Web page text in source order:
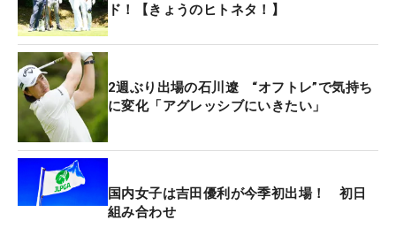
ド！【きょうのヒトネタ！】
2週ぶり出場の石川遼 “オフトレ”で気持ち
に変化「アグレッシブにいきたい」
国内女子は吉田優利が今季初出場！ 初日
組み合わせ